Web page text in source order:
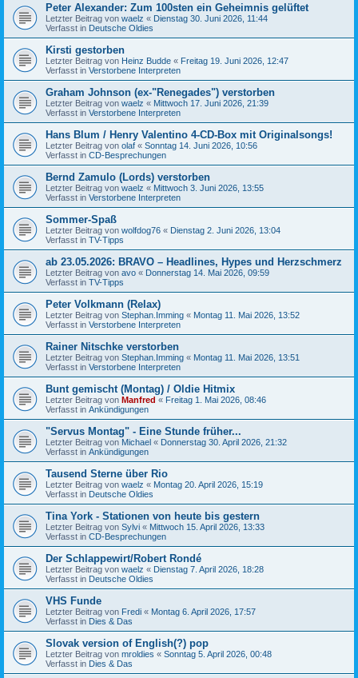
Peter Alexander: Zum 100sten ein Geheimnis gelüftet
Letzter Beitrag von waelz « Dienstag 30. Juni 2026, 11:44
Verfasst in Deutsche Oldies
Kirsti gestorben
Letzter Beitrag von Heinz Budde « Freitag 19. Juni 2026, 12:47
Verfasst in Verstorbene Interpreten
Graham Johnson (ex-"Renegades") verstorben
Letzter Beitrag von waelz « Mittwoch 17. Juni 2026, 21:39
Verfasst in Verstorbene Interpreten
Hans Blum / Henry Valentino 4-CD-Box mit Originalsongs!
Letzter Beitrag von olaf « Sonntag 14. Juni 2026, 10:56
Verfasst in CD-Besprechungen
Bernd Zamulo (Lords) verstorben
Letzter Beitrag von waelz « Mittwoch 3. Juni 2026, 13:55
Verfasst in Verstorbene Interpreten
Sommer-Spaß
Letzter Beitrag von wolfdog76 « Dienstag 2. Juni 2026, 13:04
Verfasst in TV-Tipps
ab 23.05.2026: BRAVO – Headlines, Hypes und Herzschmerz
Letzter Beitrag von avo « Donnerstag 14. Mai 2026, 09:59
Verfasst in TV-Tipps
Peter Volkmann (Relax)
Letzter Beitrag von Stephan.Imming « Montag 11. Mai 2026, 13:52
Verfasst in Verstorbene Interpreten
Rainer Nitschke verstorben
Letzter Beitrag von Stephan.Imming « Montag 11. Mai 2026, 13:51
Verfasst in Verstorbene Interpreten
Bunt gemischt (Montag) / Oldie Hitmix
Letzter Beitrag von Manfred « Freitag 1. Mai 2026, 08:46
Verfasst in Ankündigungen
"Servus Montag" - Eine Stunde früher...
Letzter Beitrag von Michael « Donnerstag 30. April 2026, 21:32
Verfasst in Ankündigungen
Tausend Sterne über Rio
Letzter Beitrag von waelz « Montag 20. April 2026, 15:19
Verfasst in Deutsche Oldies
Tina York - Stationen von heute bis gestern
Letzter Beitrag von Sylvi « Mittwoch 15. April 2026, 13:33
Verfasst in CD-Besprechungen
Der Schlappewirt/Robert Rondé
Letzter Beitrag von waelz « Dienstag 7. April 2026, 18:28
Verfasst in Deutsche Oldies
VHS Funde
Letzter Beitrag von Fredi « Montag 6. April 2026, 17:57
Verfasst in Dies & Das
Slovak version of English(?) pop
Letzter Beitrag von mroldies « Sonntag 5. April 2026, 00:48
Verfasst in Dies & Das